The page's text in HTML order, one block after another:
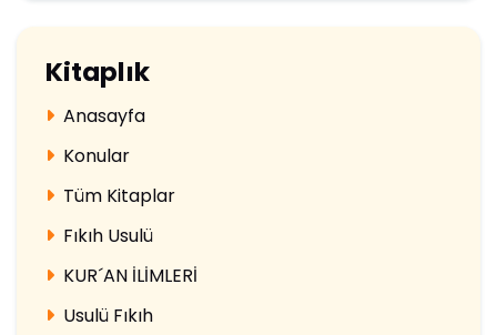
Kitaplık
Anasayfa
Konular
Tüm Kitaplar
Fıkıh Usulü
KUR´AN İLİMLERİ
Usulü Fıkıh